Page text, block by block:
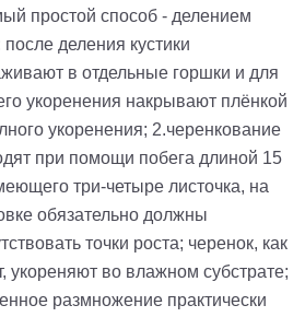
простой способ - делением
после деления кустики
в отдельные горшки и для
укоренения накрывают плёнкой
укоренения; 2.черенкование
при помощи побега длиной 15
три-четыре листочка, на
обязательно должны
точки роста; черенок, как
укореняют во влажном субстрате;
размножение практически